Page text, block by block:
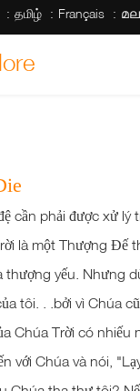
தமிழ் Français
cần phải được xử
là một Thượng Đế
yếu. Nhưng
tôi. . .bởi vì Chúa
Chúa Trời có nhiếu
với Chúa và nói,